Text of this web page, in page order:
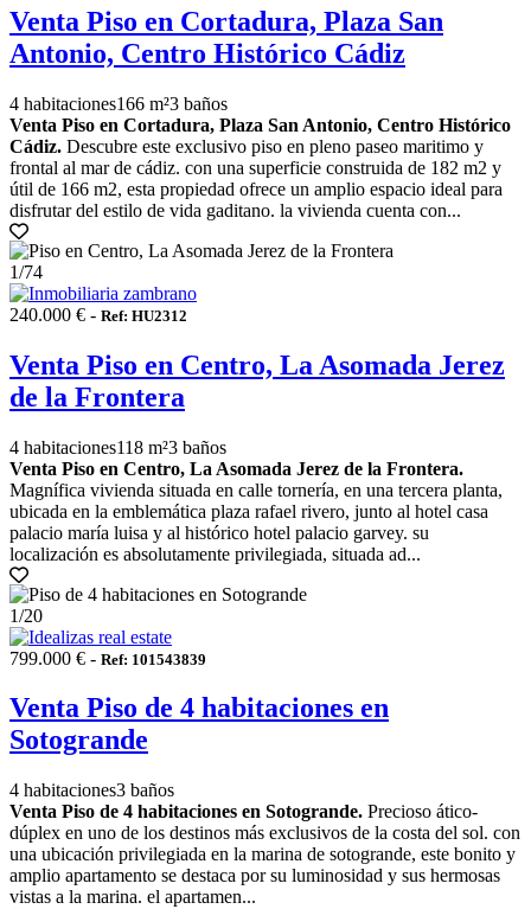
Venta Piso en Cortadura, Plaza San
Antonio, Centro Histórico Cádiz
4 habitaciones166 m²3 baños
Venta Piso en Cortadura, Plaza San Antonio, Centro Histórico
Cádiz. Descubre este exclusivo piso en pleno paseo maritimo y
frontal al mar de cádiz. con una superficie construida de 182 m2 y
útil de 166 m2, esta propiedad ofrece un amplio espacio ideal para
disfrutar del estilo de vida gaditano. la vivienda cuenta con...
1/74
240.000 € - Ref: HU2312
Venta Piso en Centro, La Asomada Jerez
de la Frontera
4 habitaciones118 m²3 baños
Venta Piso en Centro, La Asomada Jerez de la Frontera.
Magnífica vivienda situada en calle tornería, en una tercera planta,
ubicada en la emblemática plaza rafael rivero, junto al hotel casa
palacio maría luisa y al histórico hotel palacio garvey. su
localización es absolutamente privilegiada, situada ad...
1/20
799.000 € - Ref: 101543839
Venta Piso de 4 habitaciones en
Sotogrande
4 habitaciones3 baños
Venta Piso de 4 habitaciones en Sotogrande. Precioso ático-
dúplex en uno de los destinos más exclusivos de la costa del sol. con
una ubicación privilegiada en la marina de sotogrande, este bonito y
amplio apartamento se destaca por su luminosidad y sus hermosas
vistas a la marina. el apartamen...